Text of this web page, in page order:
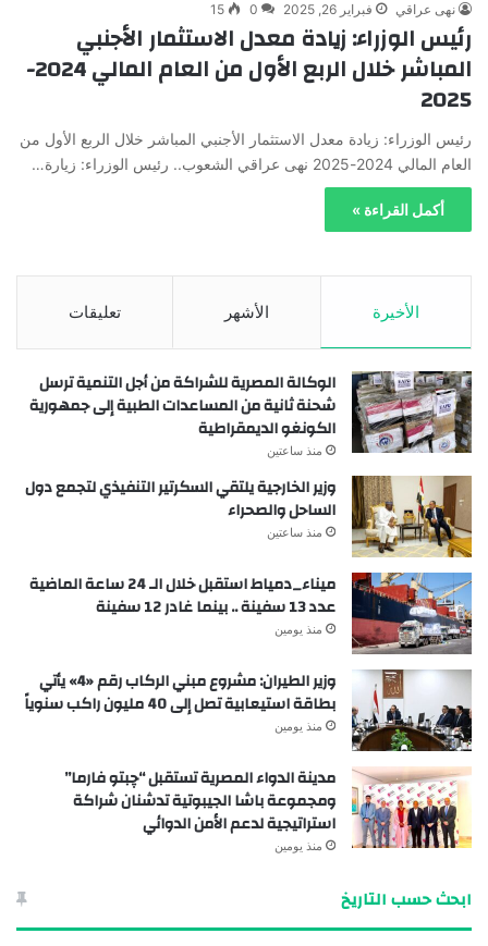
نهى عراقي فبراير 26, 2025 0
15
رئيس الوزراء: زيادة معدل الاستثمار الأجنبي
المباشر خلال الربع الأول من العام المالي 2024-
2025
رئيس الوزراء: زيادة معدل الاستثمار الأجنبي المباشر خلال الربع الأول من
العام المالي 2024-2025 نهى عراقي الشعوب.. رئيس الوزراء: زيارة…
أكمل القراءة »
الأخيرة الأشهر تعليقات
الوكالة المصرية للشراكة من أجل التنمية ترسل
شحنة ثانية من المساعدات الطبية إلى جمهورية
الكونغو الديمقراطية
منذ ساعتين
وزير الخارجية يلتقي السكرتير التنفيذي لتجمع دول
الساحل والصحراء
منذ ساعتين
ميناء_دمياط استقبل خلال الـ 24 ساعة الماضية
عدد 13 سفينة .. بينما غادر 12 سفينة
منذ يومين
وزير الطيران: مشروع مبني الركاب رقم «4» يأتي
بطاقة استيعابية تصل إلى 40 مليون راكب سنوياً
منذ يومين
مدينة الدواء المصرية تستقبل “چبتو فارما”
ومجموعة باشا الجيبوتية تدشنان شراكة
استراتيجية لدعم الأمن الدوائي
منذ يومين
ابحث حسب التاريخ